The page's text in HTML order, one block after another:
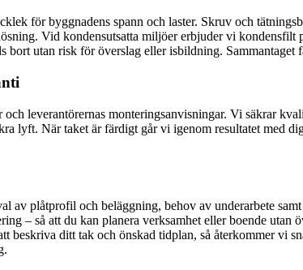
för byggnadens spann och laster. Skruv och
Vid kondensutsatta miljöer erbjuder vi
bort utan risk för överslag eller isbildning.
leverantörernas monteringsanvisningar. Vi säkrar
lyft. När taket är färdigt går vi igenom resultatet med
av plåtprofil och beläggning, behov av underarbete
– så att du kan planera verksamhet eller boende
beskriva ditt tak och önskad tidplan, så återkommer